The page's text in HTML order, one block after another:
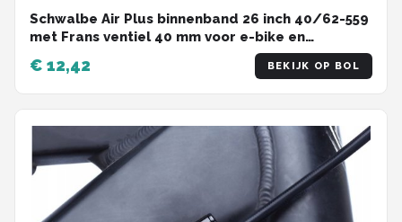
Schwalbe Air Plus binnenband 26 inch 40/62-559
met Frans ventiel 40 mm voor e-bike en
€ 12,42 BEKIJK OP BOL